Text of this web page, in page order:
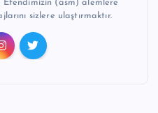
Efendimizin (asm) alemlere
sizlere ulaştırmaktır.